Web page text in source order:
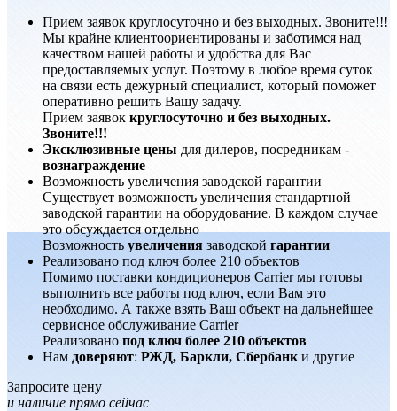
Прием заявок круглосуточно и без выходных. Звоните!!!
Мы крайне клиентоориентированы и заботимся над
качеством нашей работы и удобства для Вас
предоставляемых услуг. Поэтому в любое время суток
на связи есть дежурный специалист, который поможет
оперативно решить Вашу задачу.
Прием заявок круглосуточно и без выходных.
Звоните!!!
Эксклюзивные цены для дилеров, посредникам -
вознаграждение
Возможность увеличения заводской гарантии
Существует возможность увеличения стандартной
заводской гарантии на оборудование. В каждом случае
это обсуждается отдельно
Возможность увеличения заводской гарантии
Реализовано под ключ более 210 объектов
Помимо поставки кондиционеров Carrier мы готовы
выполнить все работы под ключ, если Вам это
необходимо. А также взять Ваш объект на дальнейшее
сервисное обслуживание Carrier
Реализовано под ключ более 210 объектов
Нам доверяют: РЖД, Баркли, Сбербанк и другие
Запросите цену
и наличие прямо сейчас